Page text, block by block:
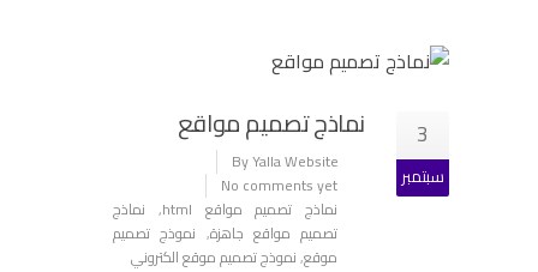
3
سبتمبر
نماذج تصميم مواقع
By Yalla Website
No comments yet
نماذج تصميم مواقع html
, نماذج
تصميم مواقع جاهزة, نموذج تصميم
موقع,نموذج تصميم موقع الكتروني